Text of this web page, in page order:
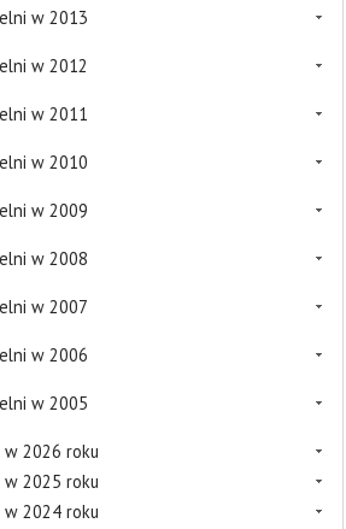
w 2013
w 2012
w 2011
w 2010
w 2009
w 2008
w 2007
w 2006
w 2005
w 2026 roku
w 2025 roku
w 2024 roku